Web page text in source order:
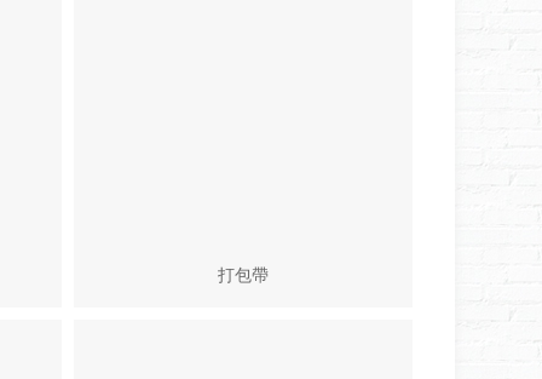
打包帶